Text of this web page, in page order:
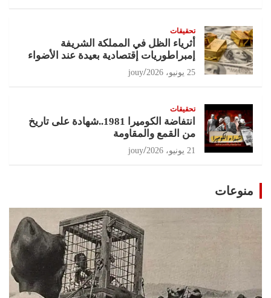
تحقيقات
أثرياء الظل في المملكة الشريفة
إمبراطوريات إقتصادية بعيدة عند الأضواء
25 يونيو، 2026 jouy
تحقيقات
انتفاضة الكوميرا 1981..شهادة على تاريخ
من القمع والمقاومة
21 يونيو، 2026 jouy
منوعات